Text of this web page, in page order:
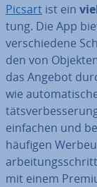
Picsart ist ein
tung. Die App
ver­schie­de­ne
den von
das Angebot
wie
ein­fa­chen und
häufigen
mit einem